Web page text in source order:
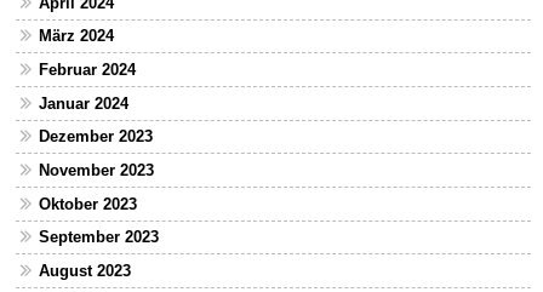
März 2024
Februar 2024
Januar 2024
Dezember 2023
November 2023
Oktober 2023
September 2023
August 2023